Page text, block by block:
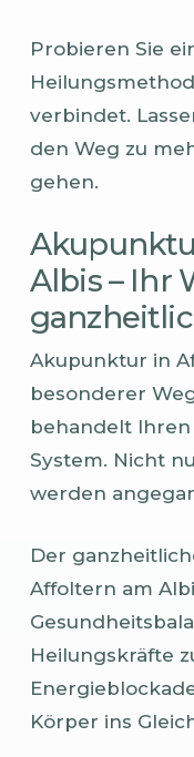
Probieren Sie
verbindet.
den Weg zu
gehen.
Albis – Ihr
Akupunktur in
besonderer
behandelt
System. Nicht
werden
Der
Affoltern am
Heilungskräfte
Körper ins